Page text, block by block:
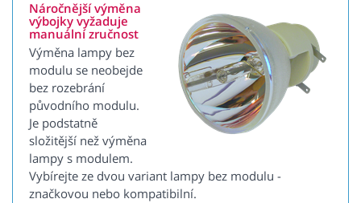
Náročnější výměna
výbojky vyžaduje
manuální zručnost
Výměna lampy bez
modulu se neobejde
bez rozebrání
původního modulu.
Je podstatně
složitější než výměna
lampy s modulem.
Vybírejte ze dvou variant lampy bez modulu -
značkovou nebo kompatibilní.